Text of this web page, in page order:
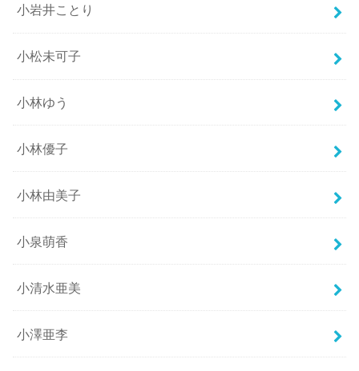
小岩井ことり
小松未可子
小林ゆう
小林優子
小林由美子
小泉萌香
小清水亜美
小澤亜李